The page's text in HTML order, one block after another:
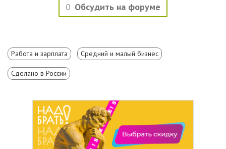
0 Обсудить на форуме
Работа и зарплата Средний и малый бизнес
Сделано в России